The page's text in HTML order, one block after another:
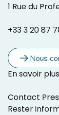
1 Rue du
+33 3 20 87
Nous
En savoir plus
Contact
Rester